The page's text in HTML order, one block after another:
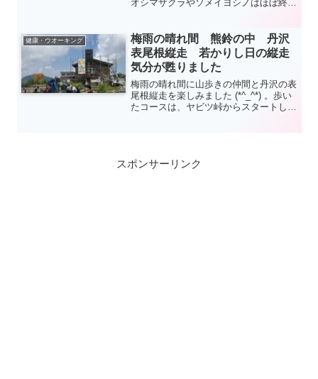
オシマザクラやソメイヨシノはほぼ終わ
(2023/4/9)。西平畑公園や松田山、高松
山等と組み合わせたハイキングもよいか
と思います。
健康・ウオーキング
梅雨の晴れ間 熊鈴の中 丹沢
表尾根縦走 若かりし日の縦走
気分が甦りました
梅雨の晴れ間に山歩きの仲間と丹沢の表
尾根縦走を楽しみました (*^_^*) 。歩い
たコースは、ヤビツ峠からスタートし、
スポンサーリンク